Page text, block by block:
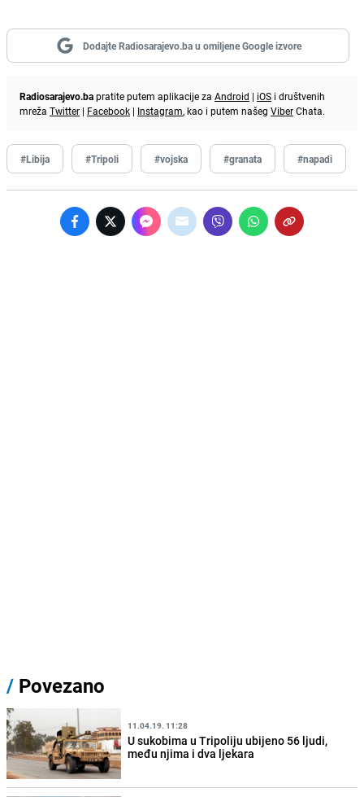
Dodajte Radiosarajevo.ba u omiljene Google izvore
Radiosarajevo.bapratite putem aplikacije za Android | iOS i društvenih
mreža Twitter | Facebook | Instagram, kao i putem našeg ViberChata.
#Libija #Tripoli #vojska #granata #napadi
/ Povezano
11.04.19. 11:28
U sukobima u Tripoliju ubijeno 56 ljudi,
među njima i dva ljekara